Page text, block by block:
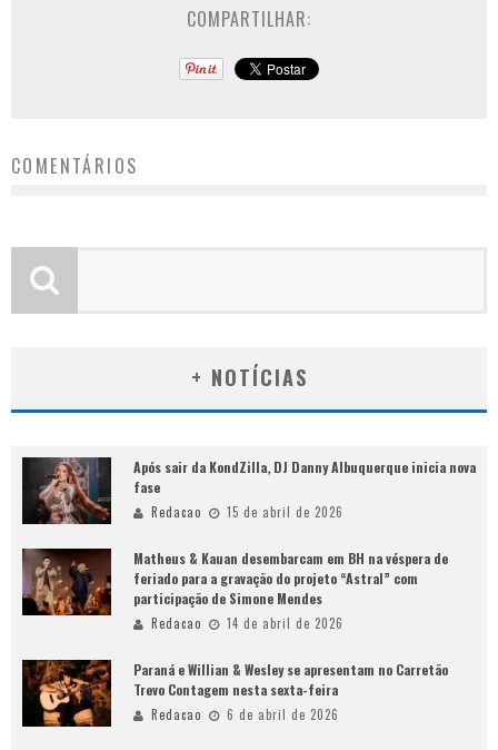
COMPARTILHAR:
COMENTÁRIOS
+ NOTÍCIAS
Após sair da KondZilla, DJ Danny Albuquerque inicia nova
fase
Redacao 15 de abril de 2026
Matheus & Kauan desembarcam em BH na véspera de
feriado para a gravação do projeto “Astral” com
participação de Simone Mendes
Redacao 14 de abril de 2026
Paraná e Willian & Wesley se apresentam no Carretão
Trevo Contagem nesta sexta-feira
Redacao 6 de abril de 2026